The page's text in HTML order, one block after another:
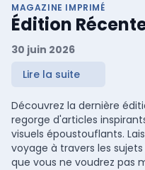
MAGAZINE IMPRIMÉ
Édition
30 juin 2026
Lire la suite
Découvrez la dernière
regorge d'articles
visuels époustouflants.
voyage à travers les
que vous ne voudrez pas